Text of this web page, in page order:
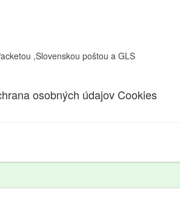
,Slovenskou poštou a GLS
osobných údajov Cookies